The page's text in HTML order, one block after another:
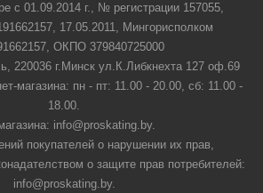
с 01.09.2014 г., № регистрации 157055,
17.05.2011, Мингорисполком
ОКПО 379840725000
220036 г.Минск ул.К.Либкнехта 127 оф.69
магазина: пн - пт: 11.00 - 20.00, сб: 11.00 -
18.00.
info@proskating.by.
покупателей о нарушении их прав,
о защите прав потребителей:
info@proskating.by.